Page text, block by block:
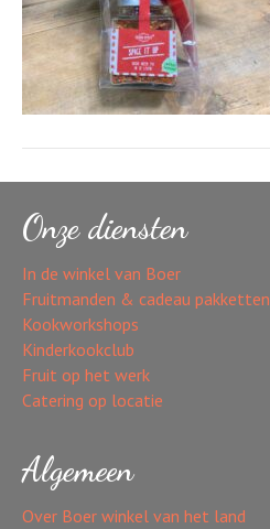
Onze diensten
In de winkel van Boer
Fruitmanden & cadeau pakketten
Kookworkshops
Kinderkookclub
Fruit op het werk
Catering op locatie
Algemeen
Over Boer winkel van het land